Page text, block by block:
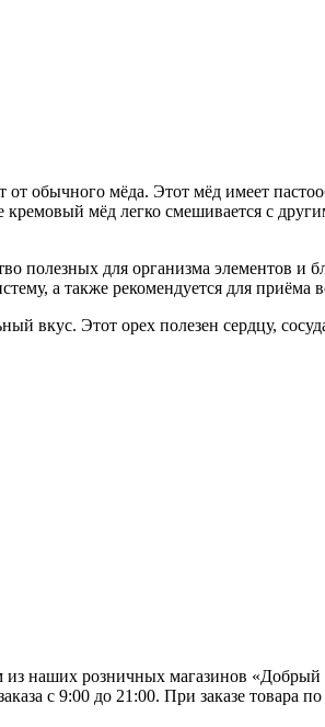
обычного мёда. Этот мёд имеет
кремовый мёд легко смешивается с
полезных для организма элементов и
а также рекомендуется для приёма
вкус. Этот орех полезен сердцу,
наших розничных магазинов
с 9:00 до 21:00. При заказе